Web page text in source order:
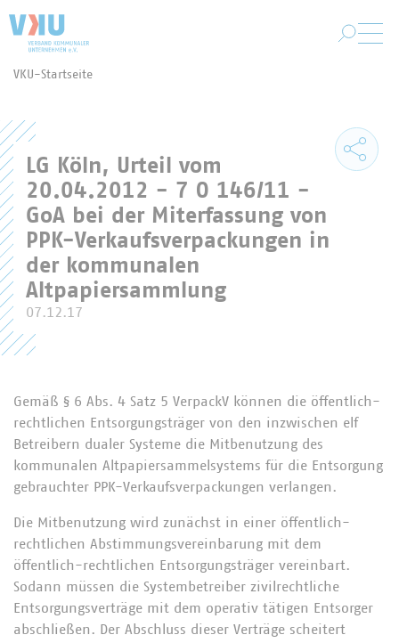
VKU-Startseite
LG Köln, Urteil vom
20.04.2012 - 7 O 146/11 -
GoA bei der Miterfassung von
PPK-Verkaufsverpackungen in
der kommunalen
Altpapiersammlung
07.12.17
Gemäß § 6 Abs. 4 Satz 5 VerpackV können die öffentlich-
rechtlichen Entsorgungsträger von den inzwischen elf
Betreibern dualer Systeme die Mitbenutzung des
kommunalen Altpapiersammelsystems für die Entsorgung
gebrauchter PPK-Verkaufsverpackungen verlangen.
Die Mitbenutzung wird zunächst in einer öffentlich-
rechtlichen Abstimmungsvereinbarung mit dem
öffentlich-rechtlichen Entsorgungsträger vereinbart.
Sodann müssen die Systembetreiber zivilrechtliche
Entsorgungsverträge mit dem operativ tätigen Entsorger
abschließen. Der Abschluss dieser Verträge scheitert